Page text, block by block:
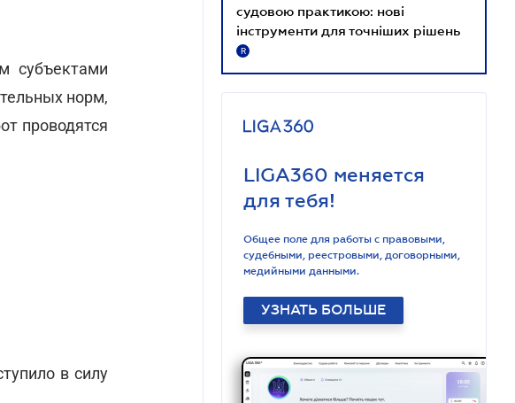
субъектами
норм,
проводятся
в силу
судовою практикою: нові
інструменти для точніших рішень
R
LIGA360 меняется
для тебя!
Общее поле для работы с правовыми,
судебными, реестровыми, договорными,
медийными данными.
УЗНАТЬ БОЛЬШЕ